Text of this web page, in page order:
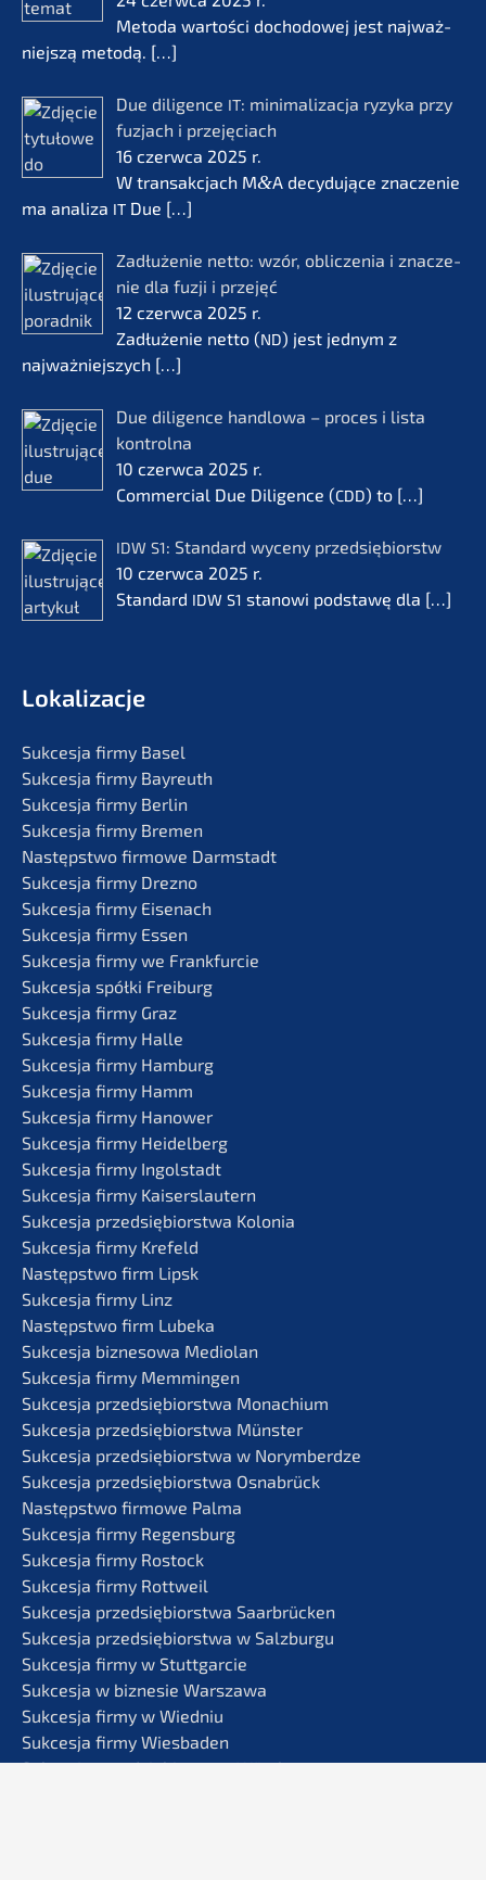
Metoda wartości docho­do­wej jest najważ­
nie­js­zą metodą. […]
Due diligence IT: minima­li­zac­ja ryzyka przy
fuzjach i przejęciach
16 czerw­ca 2025 r.
W transak­c­jach M&A decydu­jące znacze­nie
ma anali­za IT Due […]
Zadłuże­nie netto: wzór, oblic­ze­nia i znacze­
nie dla fuzji i przejęć
12 czerw­ca 2025 r.
Zadłuże­nie netto (ND) jest jednym z
najważ­nie­js­zych […]
Due diligence handlo­wa – proces i lista
kontrol­na
10 czerw­ca 2025 r.
Commer­cial Due Diligence (CDD) to […]
IDW S1: Standard wyceny przedsię­bi­orstw
10 czerw­ca 2025 r.
Standard IDW S1 stanowi podsta­wę dla […]
Lokali­zac­je
Sukces­ja firmy Basel
Sukces­ja firmy Bayreuth
Sukces­ja firmy Berlin
Sukces­ja firmy Bremen
Następst­wo firmo­we Darmstadt
Sukces­ja firmy Drezno
Sukces­ja firmy Eisenach
Sukces­ja firmy Essen
Sukces­ja firmy we Frankfurcie
Sukces­ja spółki Freiburg
Sukces­ja firmy Graz
Sukces­ja firmy Halle
Sukces­ja firmy Hamburg
Sukces­ja firmy Hamm
Sukces­ja firmy Hanower
Sukces­ja firmy Heidelberg
Sukces­ja firmy Ingolstadt
Sukces­ja firmy Kaiserslautern
Sukces­ja przedsię­bi­orst­wa Kolonia
Sukces­ja firmy Krefeld
Następst­wo firm Lipsk
Sukces­ja firmy Linz
Następst­wo firm Lubeka
Sukces­ja bizne­so­wa Mediolan
Sukces­ja firmy Memmingen
Sukces­ja przedsię­bi­orst­wa Monachium
Sukces­ja przedsię­bi­orst­wa Münster
Sukces­ja przedsię­bi­orst­wa w Norymberdze
Sukces­ja przedsię­bi­orst­wa Osnabrück
Następst­wo firmo­we Palma
Sukces­ja firmy Regensburg
Sukces­ja firmy Rostock
Sukces­ja firmy Rottweil
Sukces­ja przedsię­bi­orst­wa Saarbrücken
Sukces­ja przedsię­bi­orst­wa w Salzburgu
Sukces­ja firmy w Stuttgarcie
Sukces­ja w bizne­sie Warszawa
Sukces­ja firmy w Wiedniu
Sukces­ja firmy Wiesbaden
Sukces­ja przedsię­bi­orst­wa Würzburg